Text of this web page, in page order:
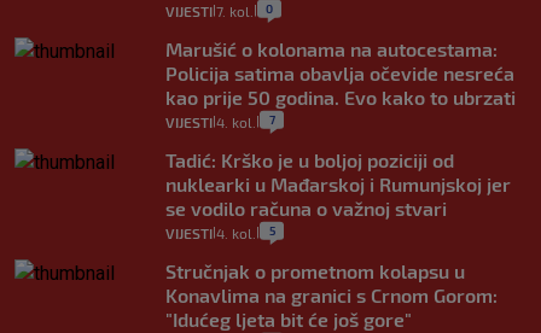
VIJESTI 7. kol. 0
Marušić o kolonama na autocestama:
Policija satima obavlja očevide nesreća
kao prije 50 godina. Evo kako to ubrzati
VIJESTI 4. kol. 7
Tadić: Krško je u boljoj poziciji od
nuklearki u Mađarskoj i Rumunjskoj jer
se vodilo računa o važnoj stvari
VIJESTI 4. kol. 5
Stručnjak o prometnom kolapsu u
Konavlima na granici s Crnom Gorom:
"Idućeg ljeta bit će još gore"